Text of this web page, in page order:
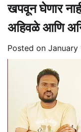
खपवून घेणार
अहिवळे आणि
Posted on January